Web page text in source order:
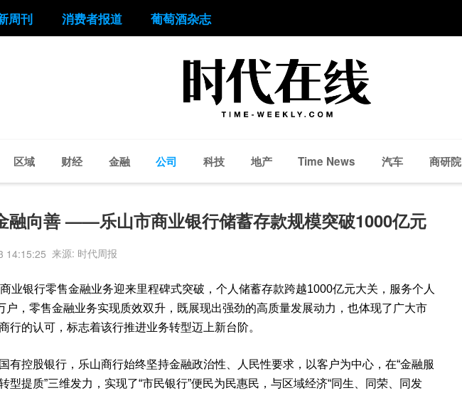
周刊 消费者报道 葡萄酒杂志
区域 财经 金融 公司 科技 地产 Time News 汽车 商研院
融向善 ——乐山市商业银行储蓄存款规模突破1000亿元
14:15:25 来源: 时代周报
业银行零售金融业务迎来里程碑式突破，个人储蓄存款跨越1000亿元大关，服务个人
户，零售金融业务实现质效双升，既展现出强劲的高质量发展动力，也体现了广大市
行的认可，标志着该行推进业务转型迈上新台阶。
有控股银行，乐山商行始终坚持金融政治性、人民性要求，以客户为中心，在“金融服
型提质”三维发力，实现了“市民银行”便民为民惠民，与区域经济“同生、同荣、同发